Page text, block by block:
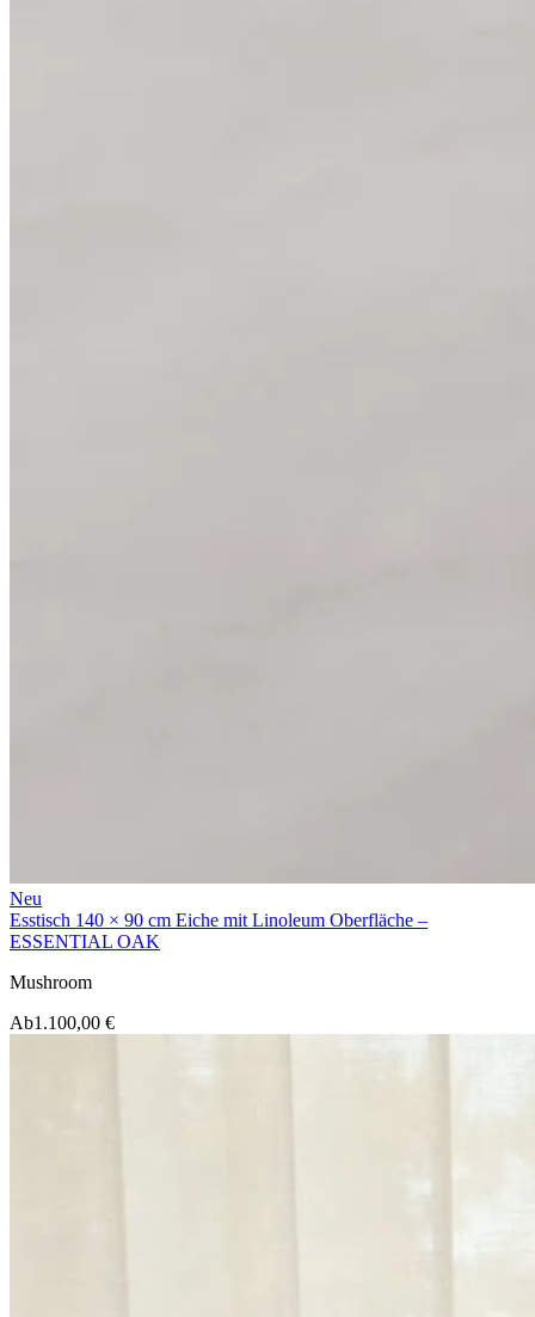
Neu
Esstisch 140 × 90 cm Eiche mit Linoleum Oberfläche –
ESSENTIAL OAK
Mushroom
Ab1.100,00 €